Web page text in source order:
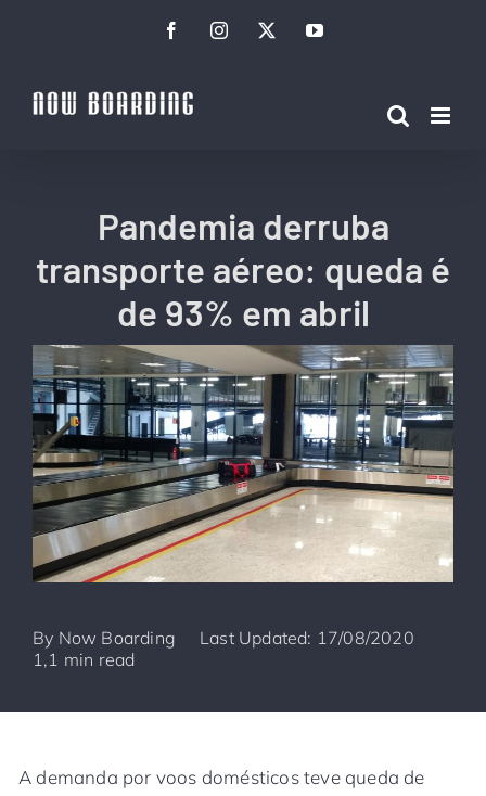
conteúdo
FacebookInstagramTwitterYouTube
Pandemia derruba
transporte aéreo: queda é
de 93% em abril
By Now Boarding
Last Updated: 17/08/2020
1,1 min read
A demanda por voos domésticos teve queda de